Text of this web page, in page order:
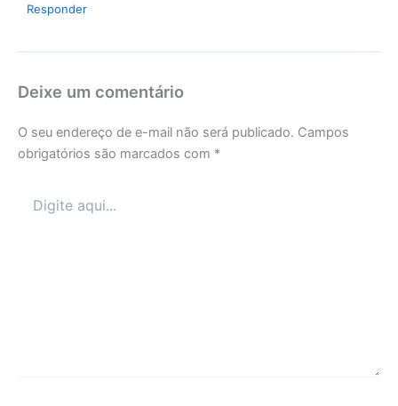
Responder
Deixe um comentário
O seu endereço de e-mail não será publicado. Campos
obrigatórios são marcados com *
aqui...